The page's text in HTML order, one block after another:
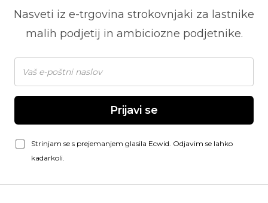
Nasveti iz e-trgovina strokovnjaki za lastnike
malih podjetij in ambiciozne podjetnike.
Prijavi se
Strinjam se s prejemanjem glasila Ecwid. Odjavim se lahko
kadarkoli.